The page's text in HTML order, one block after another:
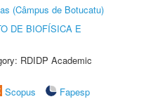
(Câmpus de Botucatu)
DE BIOFÍSICA E
RDIDP Academic
Scopus
Fapesp